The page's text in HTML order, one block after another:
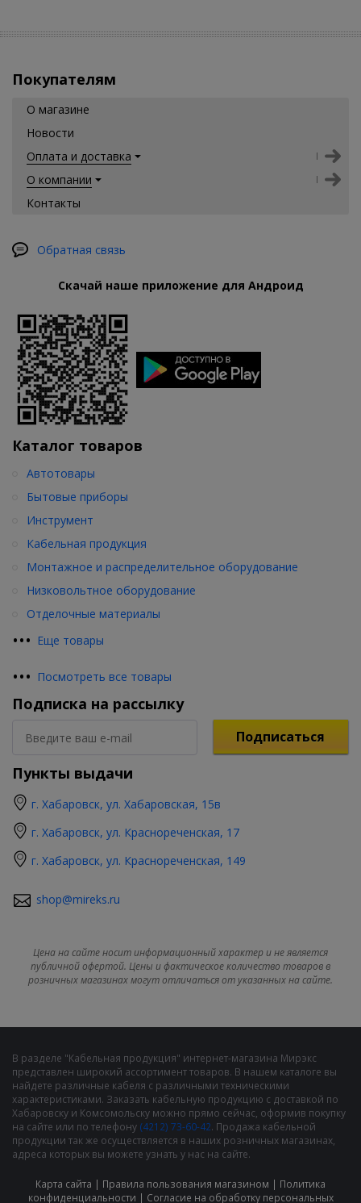
Покупателям
О магазине
Новости
Оплата и доставка
О компании
Контакты
Обратная связь
Скачай наше приложение для Андроид
Каталог товаров
••• Еще товары
Автотовары
Бытовые приборы
Инструмент
Кабельная продукция
Монтажное и распределительное оборудование
Низковольтное оборудование
Отделочные материалы
••• Посмотреть все товары
Подписка на рассылку
Подписаться
Пункты выдачи
г. Хабаровск, ул. Хабаровская, 15в
г. Хабаровск, ул. Краснореченская, 17
г. Хабаровск, ул. Краснореченская, 149
shop@mireks.ru
Цена на сайте носит информационный характер и не является
публичной офертой. Цены и фактическое количество товаров в
розничных магазинах могут отличаться от указанных на сайте.
В разделе "Кабельная продукция" интернет-магазина Мирэкс
представлен широкий ассортимент товаров. В нашем каталоге вы
найдете различные кабеля с различными техническими
характеристиками. Заказать кабельную продукцию с доставкой по
Хабаровску и Комсомольску можно прямо сейчас, оформив покупку
на сайте или по телефону (4212) 73-60-42. Продажа кабельной
продукции так же осуществляется в наших розничных магазинах,
адреса которых вы можете узнать у нас на сайте.
Карта сайта | Правила пользования магазином | Политика
конфиденциальности | Cогласие на обработку персональных